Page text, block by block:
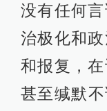
没有任何
治极化和
和报复，
甚至缄默